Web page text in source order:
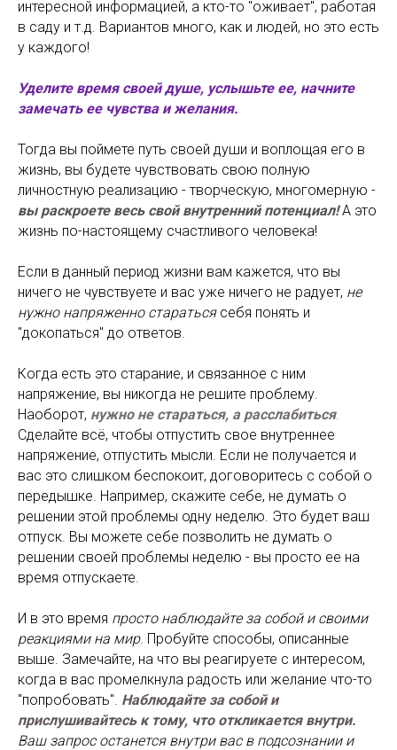
интересной информацией, а кто-то "оживает", работая
в саду и т.д. Вариантов много, как и людей, но это есть
у каждого!
Уделите время своей душе, услышьте ее, начните
замечать ее чувства и желания.
Тогда вы поймете путь своей души и воплощая его в
жизнь, вы будете чувствовать свою полную
личностную реализацию - творческую, многомерную -
вы раскроете весь свой внутренний потенциал!А это
жизнь по-настоящему счастливого человека!
Если в данный период жизни вам кажется, что вы
ничего не чувствуете и вас уже ничего не радует, не
нужно напряженно старатьсясебя понять и
"докопаться" до ответов.
Когда есть это старание, и связанное с ним
напряжение, вы никогда не решите проблему.
Наоборот, нужно не стараться, а расслабиться.
Сделайте всё, чтобы отпустить свое внутреннее
напряжение, отпустить мысли. Если не получается и
вас это слишком беспокоит, договоритесь с собой о
передышке. Например, скажите себе, не думать о
решении этой проблемы одну неделю. Это будет ваш
отпуск. Вы можете себе позволить не думать о
решении своей проблемы неделю - вы просто ее на
время отпускаете.
И в это время просто наблюдайте за собой и своими
реакциями на мир. Пробуйте способы, описанные
выше. Замечайте, на что вы реагируете с интересом,
когда в вас промелкнула радость или желание что-то
"попробовать". Наблюдайте за собой и
прислушивайтесь к тому, что откликается внутри.
Ваш запрос останется внутри вас в подсознании и